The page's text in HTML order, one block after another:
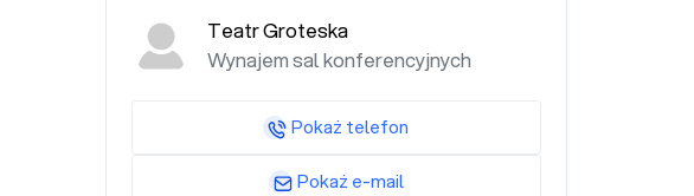
Teatr Groteska
Wynajem sal konferencyjnych
Pokaż telefon
Pokaż e-mail